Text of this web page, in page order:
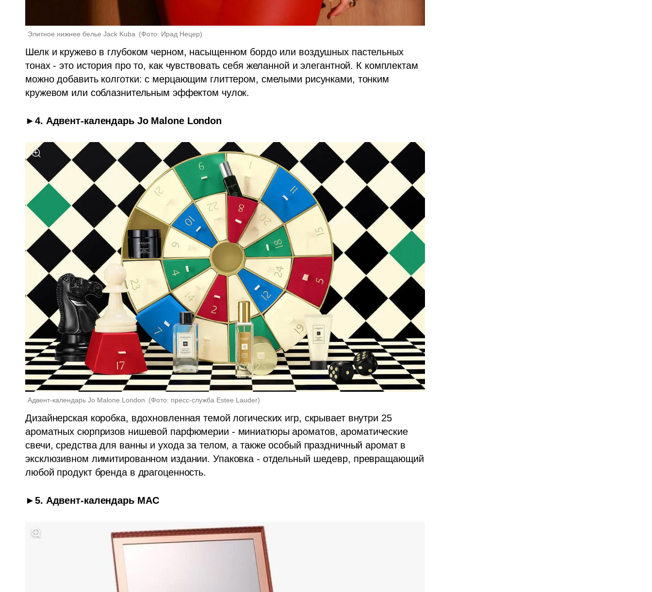
Элитное нижнее белье Jack Kuba (Фото: Ирад Нецер)
Шелк и кружево в глубоком черном, насыщенном бордо или воздушных пастельных
тонах - это история про то, как чувствовать себя желанной и элегантной. К комплектам
можно добавить колготки: с мерцающим глиттером, смелыми рисунками, тонким
кружевом или соблазнительным эффектом чулок.
►4. Адвент-календарь Jo Malone London
Адвент-календарь Jo Malone London (Фото: пресс-служба Estee Lauder)
Дизайнерская коробка, вдохновленная темой логических игр, скрывает внутри 25
ароматных сюрпризов нишевой парфюмерии - миниатюры ароматов, ароматические
свечи, средства для ванны и ухода за телом, а также особый праздничный аромат в
эксклюзивном лимитированном издании. Упаковка - отдельный шедевр, превращающий
любой продукт бренда в драгоценность.
►5. Адвент-календарь MAC